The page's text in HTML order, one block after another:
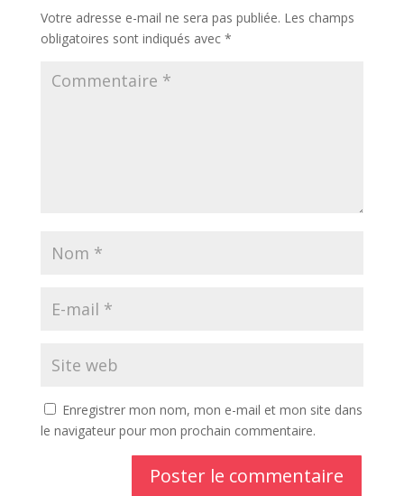
Votre adresse e-mail ne sera pas publiée. Les champs
obligatoires sont indiqués avec *
Enregistrer mon nom, mon e-mail et mon site dans
le navigateur pour mon prochain commentaire.